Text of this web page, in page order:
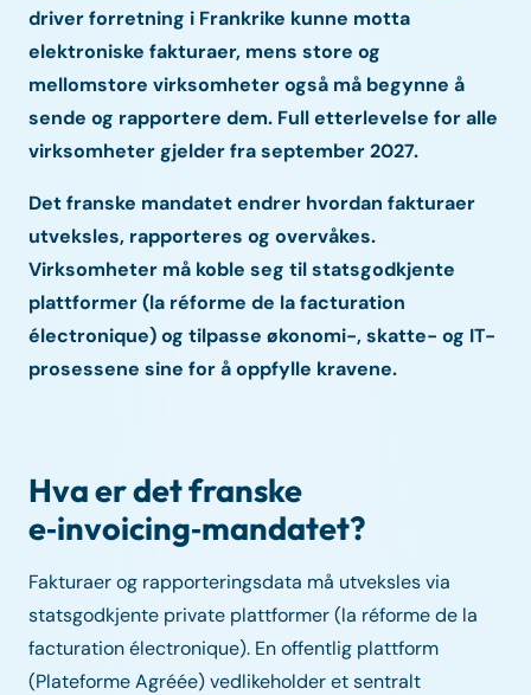
driver forretning i Frankrike kunne motta
elektroniske fakturaer, mens store og
mellomstore virksomheter også må begynne å
sende og rapportere dem. Full etterlevelse for alle
virksomheter gjelder fra september 2027.
Det franske mandatet endrer hvordan fakturaer
utveksles, rapporteres og overvåkes.
Virksomheter må koble seg til statsgodkjente
plattformer (la réforme de la facturation
électronique) og tilpasse økonomi-, skatte- og IT-
prosessene sine for å oppfylle kravene.
Hva er det franske
e‑invoicing‑mandatet?
Fakturaer og rapporteringsdata må utveksles via
statsgodkjente private plattformer (la réforme de la
facturation électronique). En offentlig plattform
(Plateforme Agréée) vedlikeholder et sentralt